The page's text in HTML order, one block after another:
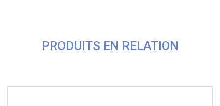
PRODUITS EN RELATION